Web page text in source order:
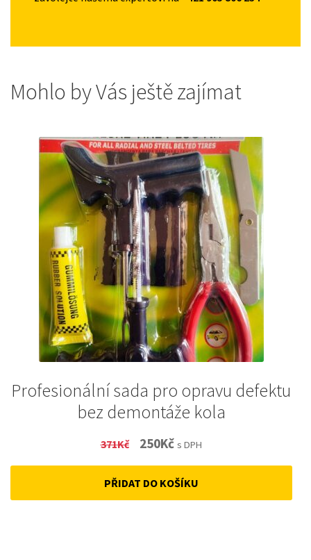
Mohlo by Vás ještě zajímat
Profesionální sada pro opravu defektu
bez demontáže kola
371Kč
Original
price
was:
250KčCurrent
price
is:
s DPH
PŘIDAT DO KOŠÍKU